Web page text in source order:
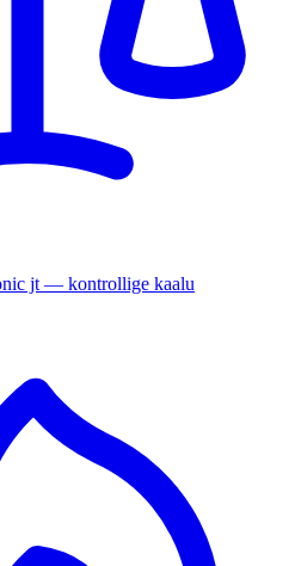
jt — kontrollige kaalu